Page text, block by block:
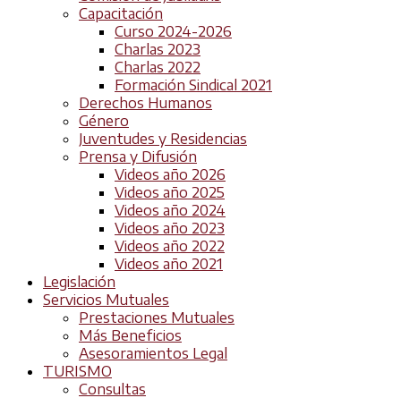
Capacitación
Curso 2024-2026
Charlas 2023
Charlas 2022
Formación Sindical 2021
Derechos Humanos
Género
Juventudes y Residencias
Prensa y Difusión
Videos año 2026
Videos año 2025
Videos año 2024
Videos año 2023
Videos año 2022
Videos año 2021
Legislación
Servicios Mutuales
Prestaciones Mutuales
Más Beneficios
Asesoramientos Legal
TURISMO
Consultas